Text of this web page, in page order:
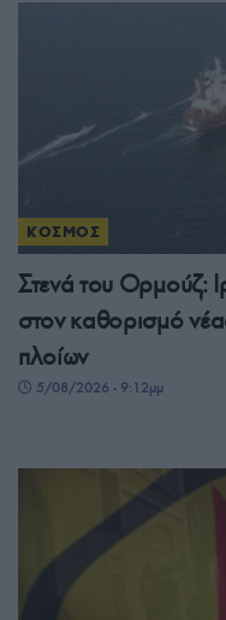
ΚΟΣΜΟΣ
Στενά του Ορμούζ:
στον καθορισμό
πλοίων
5/08/2026 - 9:12μμ